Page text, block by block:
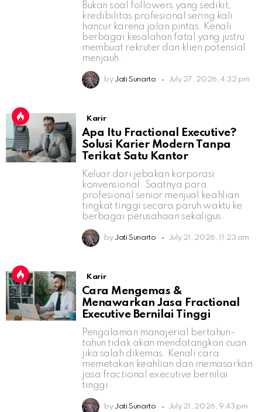
Bukan soal followers yang sedikit,
kredibilitas profesional sering kali
hancur karena jalan pintas. Kenali
berbagai kesalahan fatal yang justru
membuat rekruter dan klien potensial
menjauh.
by Jati Sunarto July 27, 2026, 4:32 pm
Karir
Apa Itu Fractional Executive?
Solusi Karier Modern Tanpa
Terikat Satu Kantor
Keluar dari jebakan korporasi
konvensional. Saatnya para
profesional senior menjual keahlian
tingkat tinggi secara paruh waktu ke
berbagai perusahaan sekaligus.
by Jati Sunarto July 21, 2026, 11:23 am
Karir
Cara Mengemas &
Menawarkan Jasa Fractional
Executive Bernilai Tinggi
Pengalaman manajerial bertahun-
tahun tidak akan mendatangkan cuan
jika salah dikemas. Kenali cara
memetakan keahlian dan memasarkan
jasa fractional executive bernilai
tinggi.
by Jati Sunarto July 21, 2026, 9:43 pm